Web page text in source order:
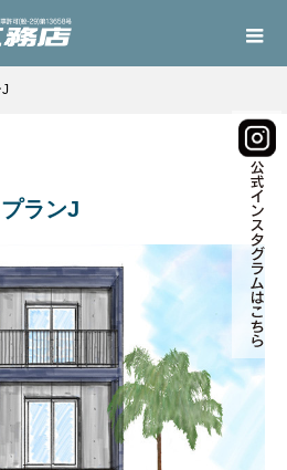
J
プランJ